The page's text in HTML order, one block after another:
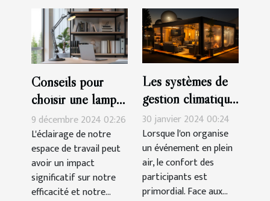
Conseils pour
choisir une lampe
de bureau qui
améliore votre
productivité
9 décembre 2024 02:26
L'éclairage de notre
espace de travail peut
avoir un impact
significatif sur notre
efficacité et notre...
Les systèmes de
gestion climatique
pour tentes
publicitaires :
technologies et
coûts
30 janvier 2024 00:24
Lorsque l'on organise
un événement en plein
air, le confort des
participants est
primordial. Face aux...